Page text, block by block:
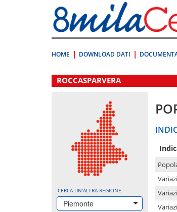
direttamente
a:
Contenuto
HOME DOWNLOAD DATI
.
ROCCASPARVERA
CERCA UN'ALTRA REGIONE
Piemonte